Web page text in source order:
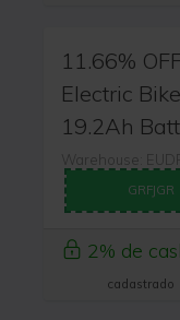
11.66%
Electric
19.2Ah
Warehouse: EUDF
GRFJGR
2% de
cadastrado